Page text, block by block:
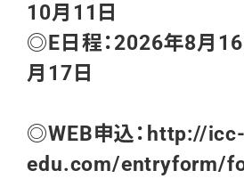
10月11日
◎E日程：2026年8月
月17日
◎WEB申込：http://icc-
edu.com/entryform/